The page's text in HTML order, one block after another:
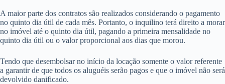
A maior parte dos contratos são realizados considerando o pagamento
no quinto dia útil de cada mês. Portanto, o inquilino terá direito a morar
no imóvel até o quinto dia útil, pagando a primeira mensalidade no
quinto dia útil ou o valor proporcional aos dias que morou.
Tendo que desembolsar no início da locação somente o valor referente
a garantir de que todos os aluguéis serão pagos e que o imóvel não será
devolvido danificado.